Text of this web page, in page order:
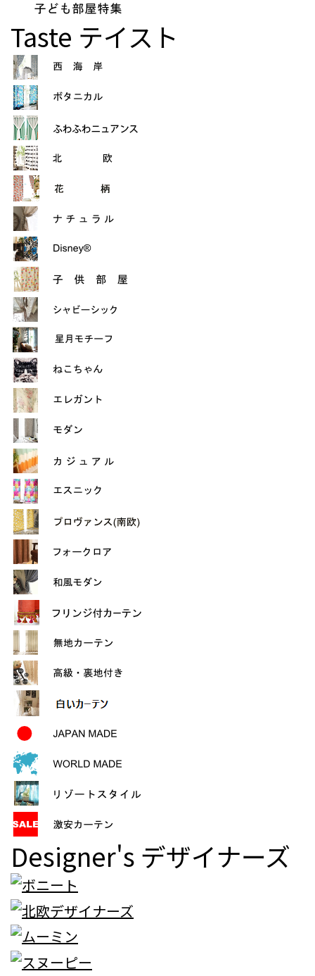
Taste テイスト
Designer's デザイナーズ